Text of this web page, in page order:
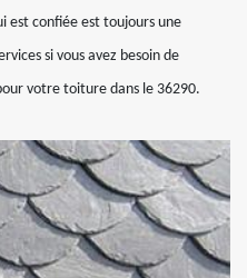
confiée est toujours une
si vous avez besoin de
votre toiture dans le 36290.